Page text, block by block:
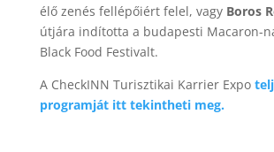
élő zenés fellépőiért felel, vagy Boros
útjára indította a budapesti Macaron-
Black Food Festivalt.
A CheckINN Turisztikai Karrier Expo
programját itt tekintheti meg.